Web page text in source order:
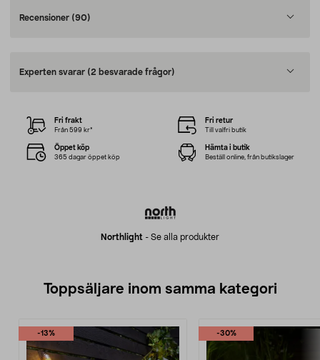
Recensioner (90)
Experten svarar (2 besvarade frågor)
Northlight - Se alla produkter
Fri frakt
Från 599 kr*
Fri retur
Till valfri butik
Öppet köp
365 dagar öppet köp
Hämta i butik
Beställ online, från butikslager
Toppsäljare inom samma kategori
-13% -30%